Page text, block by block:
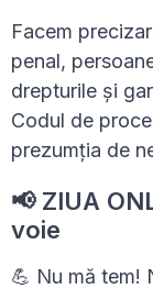
Facem
penal,
drepturile și
Codul de
prezumția de
📢 ZIUA
voie
💪 Nu mă tem!